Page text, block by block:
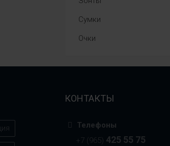
Сумки
Очки
КОНТАКТЫ
Телефоны
+7 (965) 425 55 75